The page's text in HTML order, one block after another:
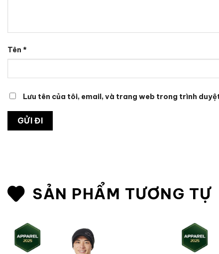
Tên *
Lưu tên của tôi, email, và trang web trong trình
SẢN PHẨM TƯƠNG TỰ